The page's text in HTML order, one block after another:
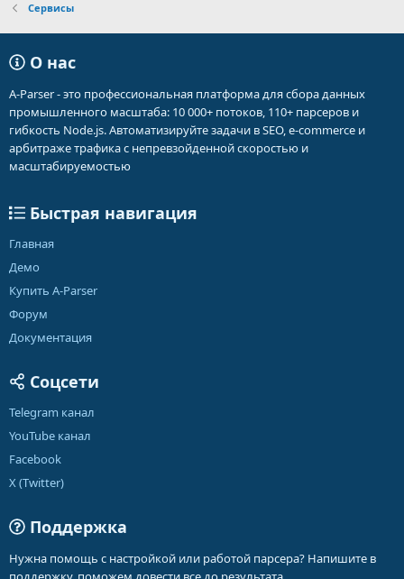
Сервисы
О нас
A-Parser - это профессиональная платформа для сбора данных
промышленного масштаба: 10 000+ потоков, 110+ парсеров и
гибкость Node.js. Автоматизируйте задачи в SEO, e-commerce и
арбитраже трафика с непревзойденной скоростью и
масштабируемостью
Быстрая навигация
Главная
Демо
Купить A-Parser
Форум
Документация
Соцсети
Telegram канал
YouTube канал
Facebook
X (Twitter)
Поддержка
Нужна помощь с настройкой или работой парсера? Напишите в